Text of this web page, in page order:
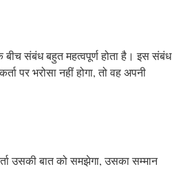
बीच संबंध बहुत महत्वपूर्ण होता है। इस संबंध
पर भरोसा नहीं होगा, तो वह अपनी
उसकी बात को समझेगा, उसका सम्मान